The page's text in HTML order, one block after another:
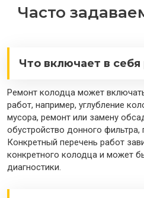
Часто
Что включает в
Ремонт колодца может
работ, например, углубление
мусора, ремонт или замену
обустройство донного
Конкретный перечень работ
конкретного колодца и может
диагностики.